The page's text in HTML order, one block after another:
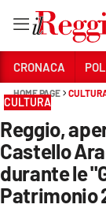
Sezioni
CRONACA
POLITICA
SANITÀ
CRONACA
HOME PAGE
CULTURA
Reggio,
Castello
durante le
Patrimonio